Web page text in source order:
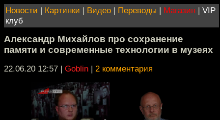
Новости | Картинки | Видео | Переводы | Магазин | VIP
клуб
Александр Михайлов про сохранение
памяти и современные технологии в музеях
22.06.20 12:57 | Goblin | 2 комментария